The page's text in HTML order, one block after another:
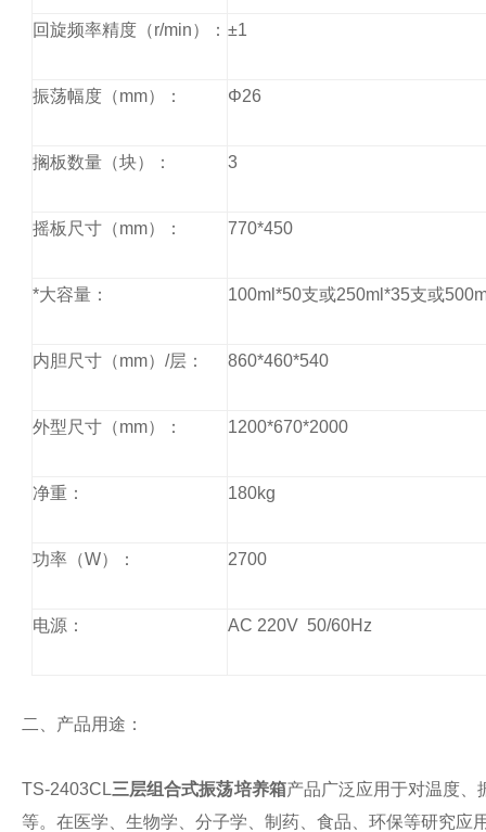
回旋频率精度（r/min）： ±1
振荡幅度（mm）： Φ26
搁板数量（块）： 3
摇板尺寸（mm）： 770*450
*大容量： 100ml*50支或250ml*35支或
内胆尺寸（mm） /层： 860*460*540
外型尺寸（mm）： 1200*670*2000
净重： 180kg
功率（W）： 2700
电源： AC 220V 50/60Hz
二、产品用途：
TS-2403CL三层组合式振荡培养箱产品广泛应用于对温度、
等。在医学、生物学、分子学、制药、食品、环保等研究应